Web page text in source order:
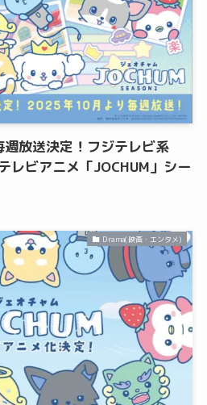
放送決定！フジテレビ系
レビアニメ「JOCHUM」シー
Drama(映画・エンタメ)